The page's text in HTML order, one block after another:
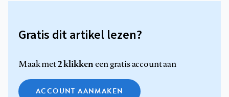
Gratis dit artikel lezen?
Maak met2 klikkeneen gratis account aan
ACCOUNT AANMAKEN